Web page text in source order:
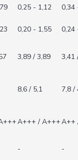
0,25 - 1,12
0,34
0,20 - 1,55
0,24
3,89 / 3,89 3,41
8,6 / 5,1 7,8 /
A+++ / A+++A++
-
-